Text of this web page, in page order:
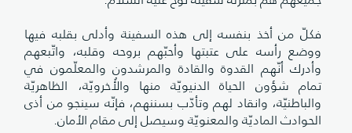
فكلّ من أخذ بنفسه إلى هذه السفينة وأدلى بقلبه فيها
ووضع رأسه على عتبتها وأحبّهم بروحه وقلبه، واتّبعهم
وأدرك أنّهم القدوة والقادة والمرشدون والمعلّمون في
تمام شؤون الحياة الدنيويّة منها والأُخرويّة، الظاهريّة
والباطنيّة، وانقاد لهم وتأدّب بسننهم، فإنّه سينجو من أذى
الحوادث الماديّة والمعنويّة وسيصل إلى مقام الأمان.